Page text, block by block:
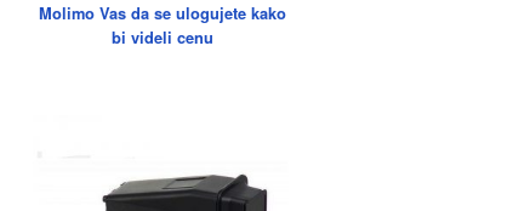
Molimo Vas da se ulogujete kako
bi videli cenu